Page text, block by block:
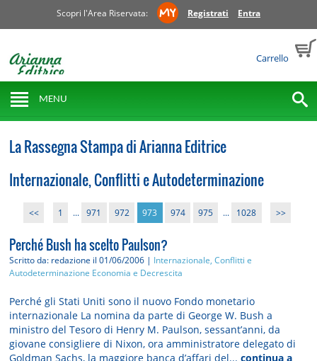
Scopri l'Area Riservata: Registrati Entra
Carrello
MENU
La Rassegna Stampa di Arianna Editrice
Internazionale, Conflitti e Autodeterminazione
<< 1 ... 971 972 973 974 975 ... 1028 >>
Perché Bush ha scelto Paulson?
Scritto da: redazione il 01/06/2006 | Internazionale, Conflitti e
Autodeterminazione Economia e Decrescita
Perché gli Stati Uniti sono il nuovo Fondo monetario
internazionale La nomina da parte di George W. Bush a
ministro del Tesoro di Henry M. Paulson, sessant’anni, da
giovane consigliere di Nixon, ora amministratore delegato di
Goldman Sachs, la maggiore banca d’affari del...continua a